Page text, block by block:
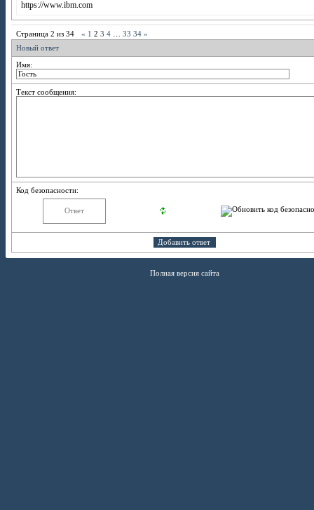
https://www.ibm.com
Страница 2 из 34 « 1 2 3 4 33 34 »
Новый ответ
Имя:
Текст сообщения:
Код безопасности:
Полная версия сайта